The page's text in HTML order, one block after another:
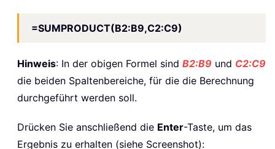
=SUMPRODUCT(B2:B9,C2:C9)
Hinweis: In der obigen Formel sind B2:B9 und C2:C9
die beiden Spaltenbereiche, für die die Berechnung
durchgeführt werden soll.
Drücken Sie anschließend die Enter-Taste, um das
Ergebnis zu erhalten (siehe Screenshot):